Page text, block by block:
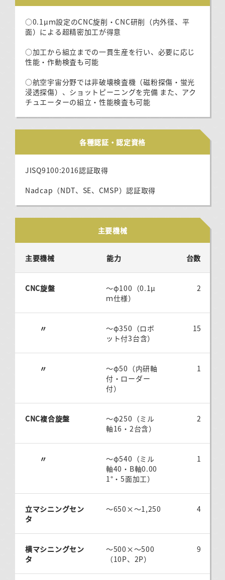
○0.1μｍ設定のCNC旋削・CNC研削（内外径、平
面）による超精密加工が得意
○加工から組立までの一貫生産を行い、必要に応じ
性能・作動検査も可能
○航空宇宙分野では非破壊検査機（磁粉探傷・蛍光
浸透探傷）、ショットピーニングを完備 また、アク
チュエーターの組立・性能検査も可能
各種認証・認定資格
JISQ9100:2016認証取得
Nadcap（NDT、SE、CMSP）認証取得
主要機械
主要機械 能力 台数
CNC旋盤
～φ100（0.1μ
ｍ仕様）
2
〃
～φ350（ロボ
ット付3台含）
15
〃
～φ50（内研軸
付・ローダー
付）
1
CNC複合旋盤
～φ250（ミル
軸16・2台含）
2
〃
～φ540（ミル
軸40・B軸0.00
1°・5面加工）
1
立マシニングセン
タ
～650×～1,250 4
横マシニングセン
タ
～500×～500
（10P、2P）
9